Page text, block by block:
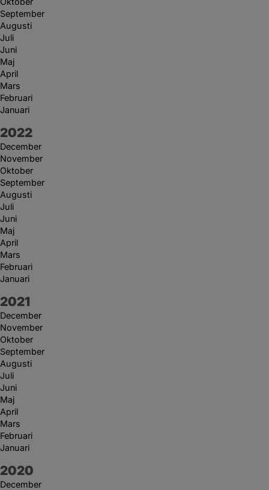
September
Augusti
Juli
Juni
Maj
April
Mars
Februari
Januari
År:
2022
December
November
Oktober
September
Augusti
Juli
Juni
Maj
April
Mars
Februari
Januari
År:
2021
December
November
Oktober
September
Augusti
Juli
Juni
Maj
April
Mars
Februari
Januari
År:
2020
December